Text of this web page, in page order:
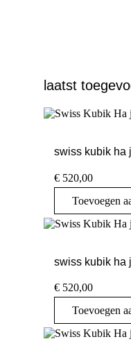
laatst
swiss kubik ha
€ 520,00
Toevoegen
swiss kubik ha
€ 520,00
Toevoegen